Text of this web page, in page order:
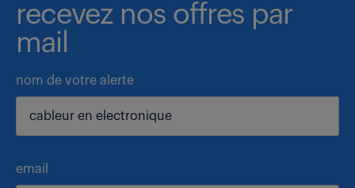
recevez nos offres par
mail
nom de votre alerte
email